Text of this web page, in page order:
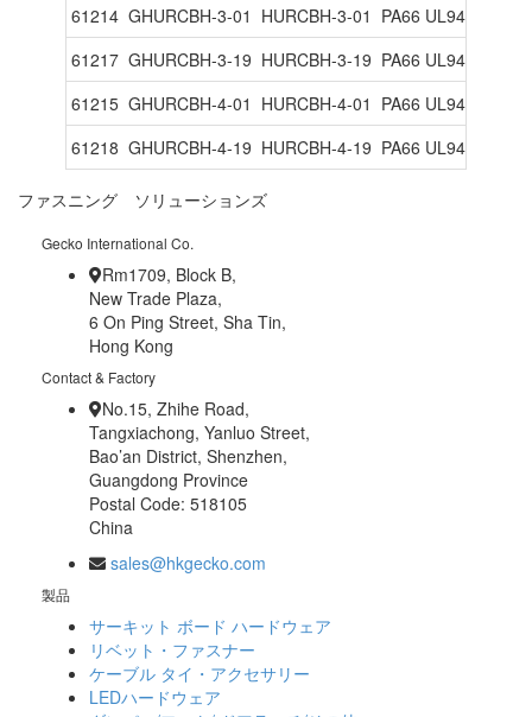
61214 GHURCBH-3-01 HURCBH-3-01 PA66 UL94V2
61217 GHURCBH-3-19 HURCBH-3-19 PA66 UL94V0
61215 GHURCBH-4-01 HURCBH-4-01 PA66 UL94V2
61218 GHURCBH-4-19 HURCBH-4-19 PA66 UL94V0
ファスニング ソリューションズ
Gecko International Co.
Rm1709, Block B,
New Trade Plaza,
6 On Ping Street, Sha Tin,
Hong Kong
Contact & Factory
No.15, Zhihe Road,
Tangxiachong, Yanluo Street,
Bao’an District, Shenzhen,
Guangdong Province
Postal Code: 518105
China
sales@hkgecko.com
製品
サーキット ボード ハードウェア
リベット・ファスナー
ケーブル タイ・アクセサリー
LEDハードウェア